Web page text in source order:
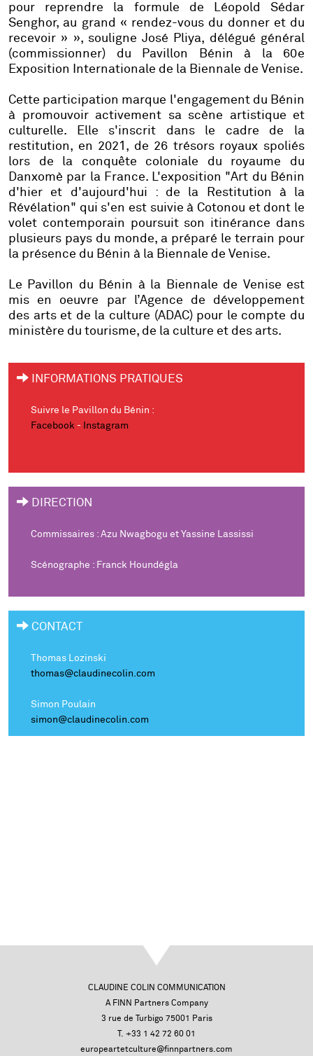
pour reprendre la formule de Léopold Sédar
Senghor, au grand « rendez-vous du donner et du
recevoir » », souligne José Pliya, délégué général
(commissionner) du Pavillon Bénin à la 60e
Exposition Internationale de la Biennale de Venise.
Cette participation marque l'engagement du Bénin
à promouvoir activement sa scène artistique et
culturelle. Elle s'inscrit dans le cadre de la
restitution, en 2021, de 26 trésors royaux spoliés
lors de la conquête coloniale du royaume du
Danxomè par la France. L'exposition "Art du Bénin
d'hier et d'aujourd'hui : de la Restitution à la
Révélation" qui s'en est suivie à Cotonou et dont le
volet contemporain poursuit son itinérance dans
plusieurs pays du monde, a préparé le terrain pour
la présence du Bénin à la Biennale de Venise.
Le Pavillon du Bénin à la Biennale de Venise est
mis en oeuvre par l’Agence de développement
des arts et de la culture (ADAC) pour le compte du
ministère du tourisme, de la culture et des arts.
INFORMATIONS PRATIQUES
Suivre le Pavillon du Bénin :
Facebook - Instagram
DIRECTION
Commissaires : Azu Nwagbogu et Yassine Lassissi
Scénographe : Franck Houndégla
CONTACT
Thomas Lozinski
thomas@claudinecolin.com
Simon Poulain
simon@claudinecolin.com
CLAUDINE COLIN COMMUNICATION
A FINN Partners Company
3 rue de Turbigo 75001 Paris
T. +33 1 42 72 60 01
europeartetculture@finnpartners.com